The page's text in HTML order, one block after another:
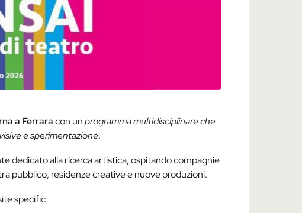
a Ferraracon unprogramma multidisciplinare che
e sperimentazione.
dedicato alla ricerca artistica, ospitando compagnie
pubblico, residenze creative e nuove produzioni.
specific